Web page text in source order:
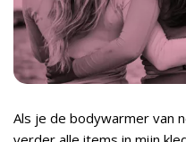
Als je de bodywarmer van